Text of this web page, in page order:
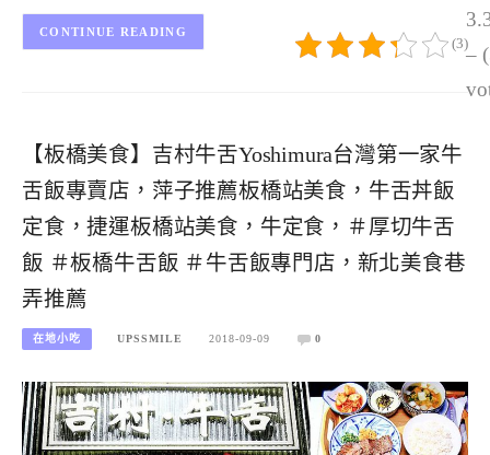
–
(3)
CONTINUE READING
【板橋美食】吉村牛舌Yoshimura台灣第一家牛
舌飯專賣店，萍子推薦板橋站美食，牛舌丼飯
定食，捷運板橋站美食，牛定食，＃厚切牛舌
飯 ＃板橋牛舌飯 ＃牛舌飯專門店，新北美食巷
弄推薦
在地小吃 UPSSMILE 2018-09-09 0